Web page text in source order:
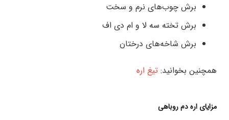
برش چوب‌های نرم و سخت
برش تخته سه لا و ام دی اف
برش شاخه‌های درختان
همچنین بخوانید: تیغ اره
مزایای اره دم روباهی